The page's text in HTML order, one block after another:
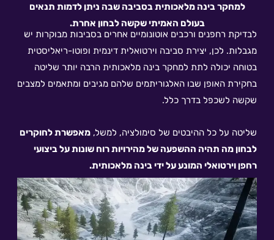
למחקר בינה מלאכותית בסביבה שבה ניתן לדמות תנאים
בעולם האמיתי שקשה לבחון אחרת.
לבדיקת רחפנים ורכבים אוטונומיים אחרים בסביבות מבוקרות יש
מגבלות. לכן, יצירת סביבה וירטואלית דינמית ופוטו-ריאליסטית
בטוחה יכולה לתת למחקר בינה מלאכותית הרבה יותר שליטה
בחקירת האופן שבו האלגוריתמים שלהם מגיבים ומתאמים למצבים
שקשה לשכפל בדרך כלל.
שליטה על כל ההיבטים של סימולציה, למשל, מאפשרת לחוקרים
לבחון מה תהיה ההשפעה של מהירויות רוח שונות על ביצועי
רחפן וירטואלי המונע על ידי בינה מלאכותית.